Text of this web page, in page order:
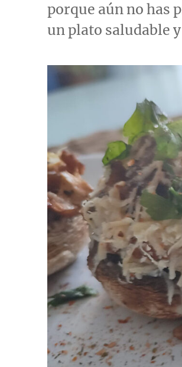
porque aún no has
un plato saludable